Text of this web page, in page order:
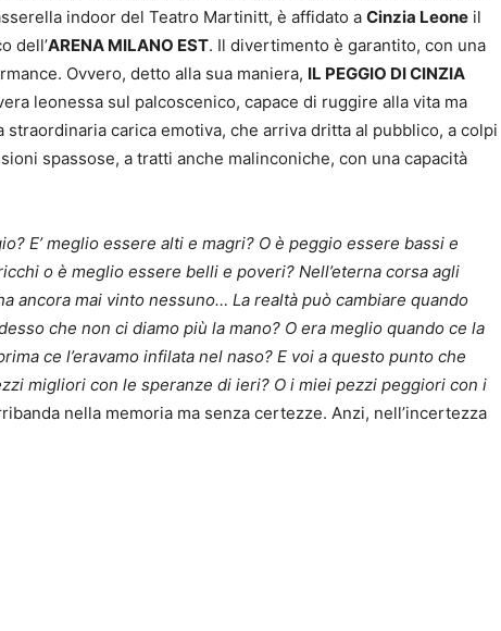
indoor del Teatro Martinitt, è affidato a Cinzia Leone il
dell’ARENA MILANO EST. Il divertimento è garantito, con una
Ovvero, detto alla sua maniera, IL PEGGIO DI CINZIA
leonessa sul palcoscenico, capace di ruggire alla vita ma
straordinaria carica emotiva, che arriva dritta al pubblico, a colpi
spassose, a tratti anche malinconiche, con una capacità
E’ meglio essere alti e magri? O è peggio essere bassi e
o è meglio essere belli e poveri? Nell’eterna corsa agli
ancora mai vinto nessuno… La realtà può cambiare quando
che non ci diamo più la mano? O era meglio quando ce la
ce l’eravamo infilata nel naso? E voi a questo punto che
migliori con le speranze di ieri? O i miei pezzi peggiori con i
nella memoria ma senza certezze. Anzi, nell’incertezza